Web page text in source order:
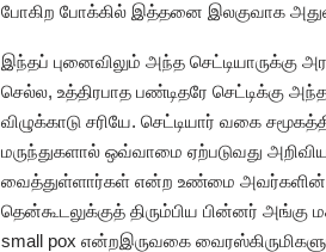
போகிற போக்கில் இத்தனை இலகுவாக
இந்தப் புனைவிலும் அந்த
செல்ல, உத்திரபாத பண்டிதரே செட்டிக்கு
விழுக்காடு சரியே. செட்டியார் வகை
மருந்துகளால் ஒவ்வாமை ஏற்படுவது
வைத்துள்ளார்கள் என்ற உண்மை அவர்களின்
தென்கூடலுக்குத் திரும்பிய பின்னர்
small pox என்றஇருவகை